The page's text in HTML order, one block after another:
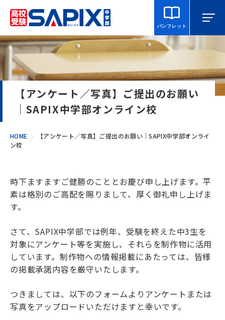
パンフレット
マイページ 相談・見学
SAPIX中学部とは
入室をご検討の方へ
説明会・講習・模試
海外生・帰国生
【アンケート／写真】ご提出のお願い
｜SAPIX中学部オンライン校
HOME
【アンケート／写真】ご提出のお願い｜SAPIX中学部オンライ
ン校
時下ますますご健勝のこととお慶び申し上げます。平
素は格別のご高配を賜りまして、厚く御礼申し上げま
す。
さて、SAPIX中学部では例年、受験を終えた中3生を
対象にアンケート等を実施し、それらを制作物に活用
しています。制作物への情報掲載にあたっては、皆様
の掲載承諾内容を厳守いたします。
つきましては、以下のフォームよりアンケートまたは
写真をアップロードいただけますと幸いです。